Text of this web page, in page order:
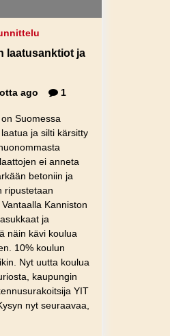
laatusanktiot ja
ago 1
Suomessa
ja silti kärsitty
ei anneta
betoniin ja
ripustetaan
Kanniston
ja
näin kävi koulua
10% koulun
Nyt uutta koulua
kaupungin
YIT
nyt seuraavaa,